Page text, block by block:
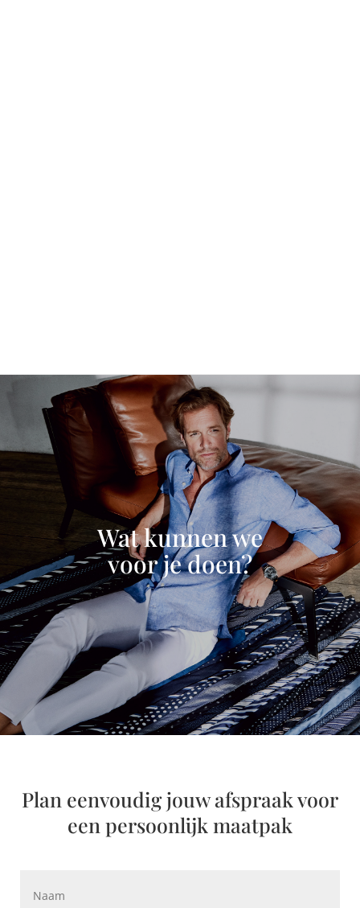
Wat kunnen we
voor je doen?
Plan eenvoudig jouw afspraak voor
een persoonlijk maatpak